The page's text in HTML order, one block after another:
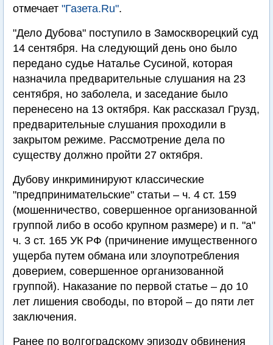
отмечает "Газета.Ru".
"Дело Дубова" поступило в Замоскворецкий суд
14 сентября. На следующий день оно было
передано судье Наталье Сусиной, которая
назначила предварительные слушания на 23
сентября, но заболела, и заседание было
перенесено на 13 октября. Как рассказал Грузд,
предварительные слушания проходили в
закрытом режиме. Рассмотрение дела по
существу должно пройти 27 октября.
Дубову инкриминируют классические
"предпринимательские" статьи – ч. 4 ст. 159
(мошенничество, совершенное организованной
группой либо в особо крупном размере) и п. "а"
ч. 3 ст. 165 УК РФ (причинение имущественного
ущерба путем обмана или злоупотребления
доверием, совершенное организованной
группой). Наказание по первой статье – до 10
лет лишения свободы, по второй – до пяти лет
заключения.
Ранее по волгоградскому эпизоду обвинения